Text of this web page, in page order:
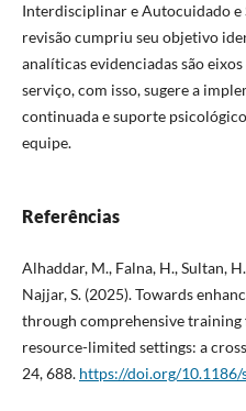
Interdisciplinar e Autocuidado e
revisão cumpriu seu objetivo
analíticas evidenciadas são
serviço, com isso, sugere a
continuada e suporte
equipe.
Referências
Alhaddar, M., Falna, H., Sultan,
Najjar, S. (2025). Towards
through comprehensive training
resource-limited settings: a
24, 688. https://doi.org/